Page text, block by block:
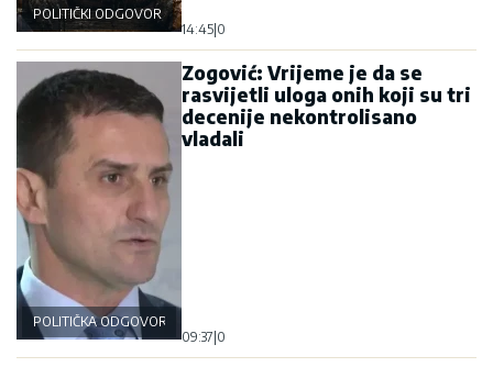
POLITIČKI ODGOVOR
14:45 0
POLITIČKA ODGOVORNOST
Zogović: Vrijeme je da se
rasvijetli uloga onih koji su tri
decenije nekontrolisano
vladali
09:37 0